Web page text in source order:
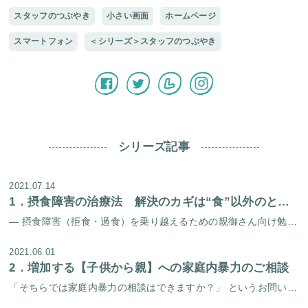
スタッフのつぶやき 小さい画面 ホームページ
スマートフォン ＜シリーズ＞スタッフのつぶやき
シリーズ記事
2021.07.14
1． 摂食障害の治療法 解決のカギは“食”以外のところに目を向けること
2021.06.01
2． 増加する【子供から親】への家庭内暴力のご相談